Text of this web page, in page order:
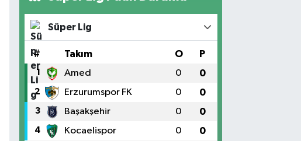
Süper Lig
# Takım O P
1 Amed 0 0
2 Erzurumspor FK 0 0
3 Başakşehir 0 0
4 Kocaelispor 0 0